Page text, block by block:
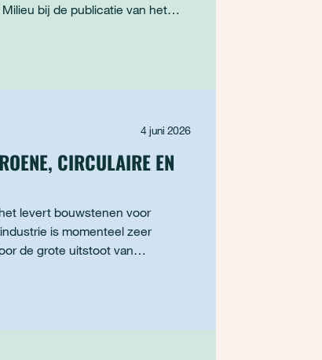
bij de publicatie van het
4 juni 2026
CIRCULAIRE EN
levert bouwstenen voor
is momenteel zeer
de grote uitstoot van